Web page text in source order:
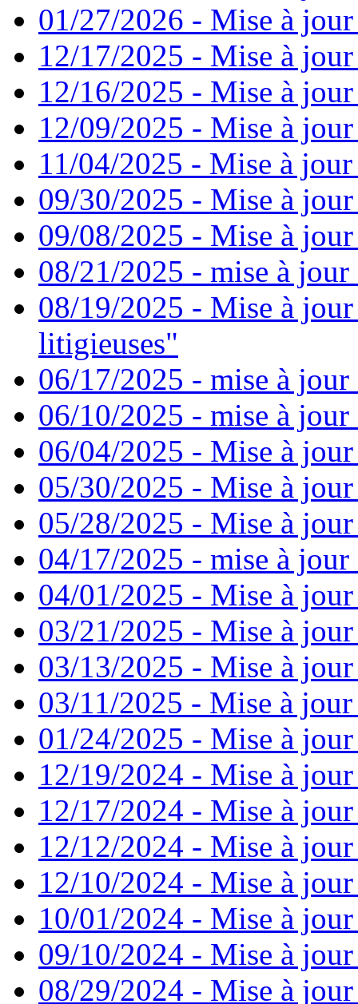
01/27/2026 - Mise à
12/17/2025 - Mise à
12/16/2025 - Mise à
12/09/2025 - Mise à
11/04/2025 - Mise à
09/30/2025 - Mise à
09/08/2025 - Mise à
08/21/2025 - mise à jour
08/19/2025 - Mise à jour
litigieuses"
06/17/2025 - mise à jour
06/10/2025 - mise à jour
06/04/2025 - Mise à
05/30/2025 - Mise à
05/28/2025 - Mise à
04/17/2025 - mise à jour
04/01/2025 - Mise à
03/21/2025 - Mise à
03/13/2025 - Mise à
03/11/2025 - Mise à jour
01/24/2025 - Mise à
12/19/2024 - Mise à
12/17/2024 - Mise à
12/12/2024 - Mise à
12/10/2024 - Mise à
10/01/2024 - Mise à
09/10/2024 - Mise à
08/29/2024 - Mise à